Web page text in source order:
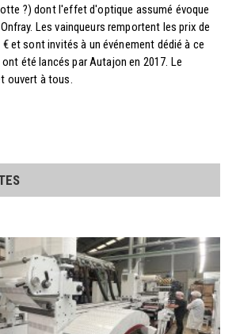
?) dont l'effet d'optique assumé évoque
Les vainqueurs remportent les prix de
€ et sont invités à un événement dédié à ce
été lancés par Autajon en 2017. Le
ouvert à tous.